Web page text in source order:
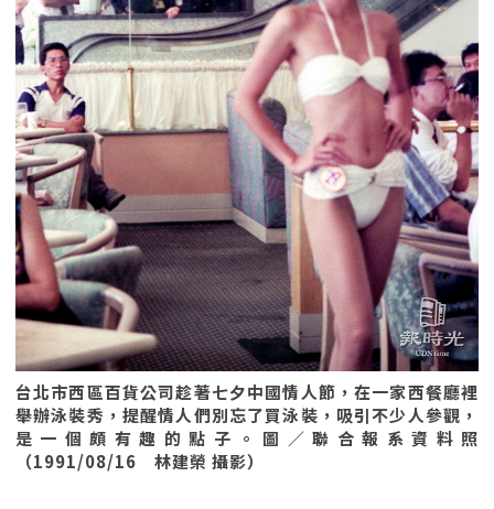
台北市西區百貨公司趁著七夕中國情人節，在一家西餐廳裡
舉辦泳裝秀，提醒情人們別忘了買泳裝，吸引不少人參觀，
是一個頗有趣的點子。圖／聯合報系資料照
（1991/08/16 林建榮 攝影）